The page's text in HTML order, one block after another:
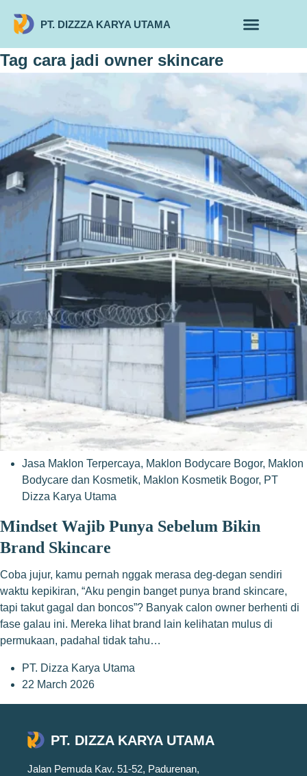
PT. DIZZZA KARYA UTAMA
Tag cara jadi owner skincare
Jasa Maklon Terpercaya, Maklon Bodycare Bogor, Maklon
Bodycare dan Kosmetik, Maklon Kosmetik Bogor, PT
Dizza Karya Utama
Mindset Wajib Punya Sebelum Bikin
Brand Skincare
Coba jujur, kamu pernah nggak merasa deg-degan sendiri
waktu kepikiran, “Aku pengin banget punya brand skincare,
tapi takut gagal dan boncos”? Banyak calon owner berhenti di
fase galau ini. Mereka lihat brand lain kelihatan mulus di
permukaan, padahal tidak tahu…
PT. Dizza Karya Utama
22 March 2026
PT. DIZZA KARYA UTAMA
Jalan Pemuda Kav. 51-52, Padurenan,